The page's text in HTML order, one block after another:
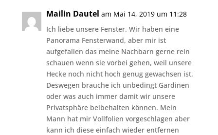
Mailin Dautel am Mai 14, 2019 um 11:28
Ich liebe unsere Fenster. Wir haben eine
Panorama Fensterwand, aber mir ist
aufgefallen das meine Nachbarn gerne rein
schauen wenn sie vorbei gehen, weil unsere
Hecke noch nicht hoch genug gewachsen ist.
Deswegen brauche ich unbedingt Gardinen
oder was auch immer damit wir unsere
Privatsphäre beibehalten können. Mein
Mann hat mir Vollfolien vorgeschlagen aber
kann ich diese einfach wieder entfernen